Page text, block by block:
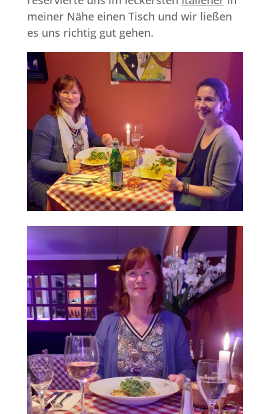
meiner Nähe einen Tisch und wir ließen
es uns richtig gut gehen.